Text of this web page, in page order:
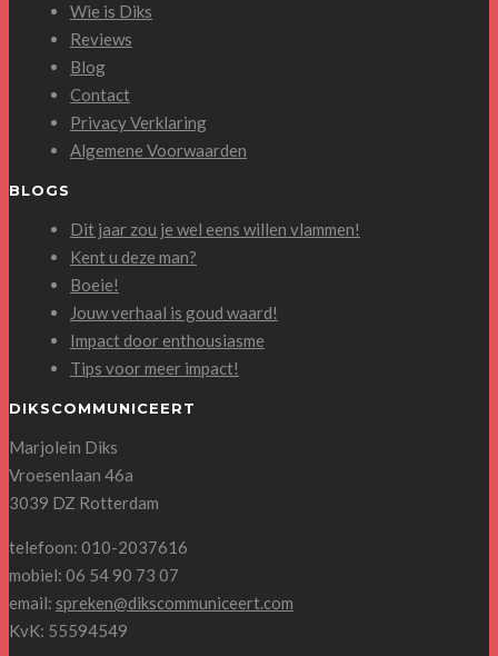
Wie is Diks
Reviews
Blog
Contact
Privacy Verklaring
Algemene Voorwaarden
BLOGS
Dit jaar zou je wel eens willen vlammen!
Kent u deze man?
Boeie!
Jouw verhaal is goud waard!
Impact door enthousiasme
Tips voor meer impact!
DIKSCOMMUNICEERT
Marjolein Diks
Vroesenlaan 46a
3039 DZ Rotterdam
telefoon: 010-2037616
mobiel: 06 54 90 73 07
email: spreken@dikscommuniceert.com
KvK: 55594549